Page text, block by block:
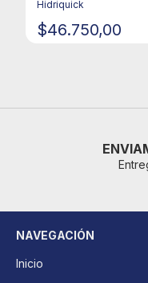
Hidriquick
$46.750,00
NAVEGACIÓN
Inicio